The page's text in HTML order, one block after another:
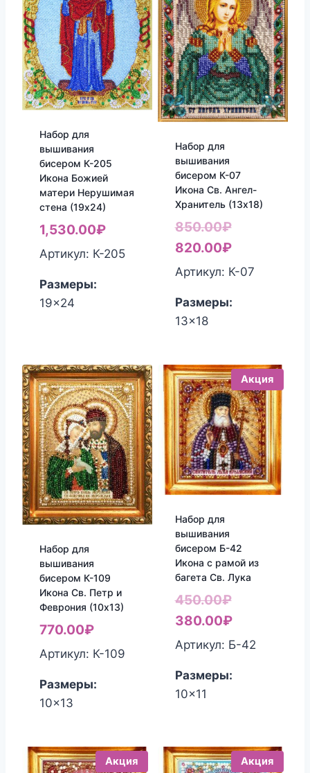
Набор для
вышивания
бисером К-205
Икона Божией
матери Нерушимая
стена (19х24)
1,530.00₽
Артикул: К-205
Размеры:
19x24
Набор для
вышивания
бисером К-07
Икона Св. Ангел-
Хранитель (13х18)
850.00₽
цена
составляла
820.00₽Текущая
цена:
Артикул: К-07
Размеры:
13x18
Набор для
вышивания
бисером К-109
Икона Св. Петр и
Феврония (10х13)
770.00₽
Артикул: К-109
Размеры:
10x13
Акция
Набор для
вышивания
бисером Б-42
Икона с рамой из
багета Св. Лука
450.00₽
цена
составляла
380.00₽Текущая
цена:
Артикул: Б-42
Размеры:
10x11
Акция Акция